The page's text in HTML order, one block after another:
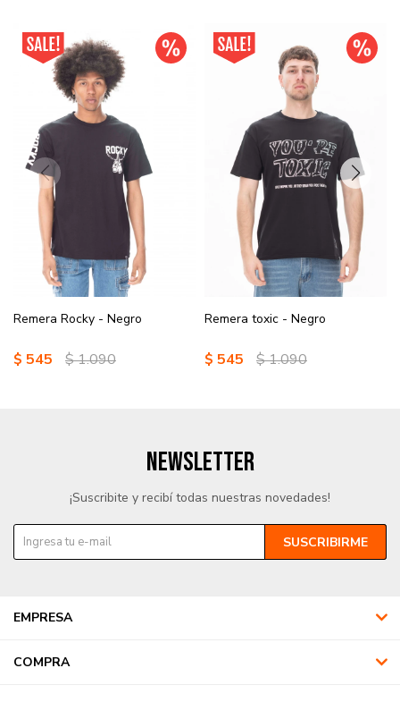
Remera Rocky - Negro
$ 545 $1.090
Remera toxic - Negro
$ 545 $1.090
EMPRESA
COMPRA
NEWSLETTER
¡Suscribite y recibí todas nuestras novedades!
SUSCRIBIRME